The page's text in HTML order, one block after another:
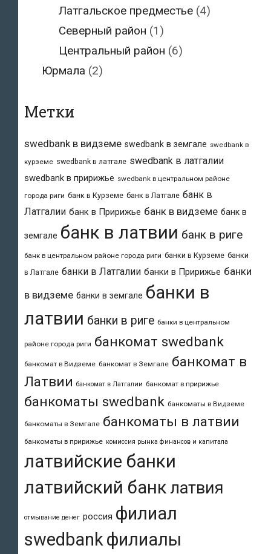
Латгальское предместье (4)
Северный район (1)
Центральный район (6)
Юрмала (2)
Метки
swedbank в видземе swedbank в земгале swedbank в
курземе swedbank в латгале swedbank в латгалии
swedbank в пририжье swedbank в центральном районе
города риги банк в Курземе банк в Латгале банк в
Латгалии банк в Пририжье банк в видземе банк в
земгале банк в латвии банк в риге
банк в центральном районе города риги банки в Курземе банки
в Латгале банки в Латгалии банки в Пририжье банки
в видземе банки в земгале банки в
латвии банки в риге банки в центральном
районе города риги банкомат swedbank
банкомат в Видземе банкомат в Земгале банкомат в
Латвии банкомат в Латгалии банкомат в пририжье
банкоматы swedbank банкоматы в Видземе
банкоматы в Земгале банкоматы в латвии
банкоматы в пририжье комиссия рынка финансов и капитала
латвийские банки
латвийский банк латвия
отмывание денег россия филиал
swedbankфилиалы